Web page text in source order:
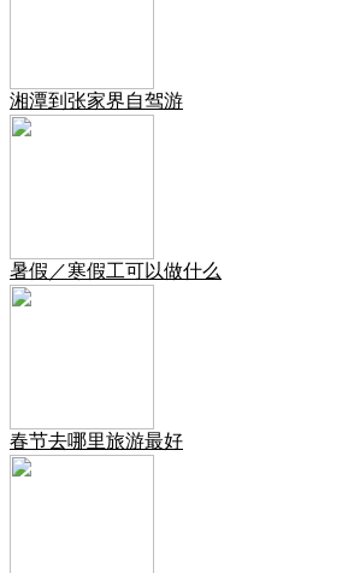
湘潭到张家界自驾游
暑假／寒假工可以做什么
春节去哪里旅游最好